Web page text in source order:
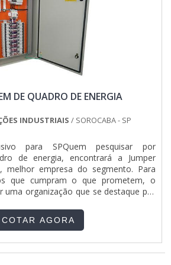
de engenharia e projetos com
diversos tipos de serviços, tudo
se tenha empresa de montagem de
justo com proteção.Há muitas
de uma companhia demonstrar
e destaque em sua área de
Industriais se mostra referência
justo; Cursos NR10, NR35, ASO E SEP
de montagem de painel elétrico preço
com ótima qualidade e proteção,
mas que mostram o
empresa com seus clientes.Esses e
razão pela qual a Jumper Soluções
comprometida com seus serviços
do segmento de montagens
elétricas. A empresa objetiva
atual para garantir a qualidade final
EMPRESA ESPECIALISTA DO
na Jumper Soluções Industriais existem
no segmento quando o assunto for
DE QUADRO DE ENERGIA
INDUSTRIAIS / SOROCABA - SP
para SPQuem pesquisar por
de energia, encontrará a Jumper
melhor empresa do segmento. Para
que cumpram o que prometem, o
uma organização que se destaque por
MONTAGEM DE QUADRO DE
achar montagem de quadro de energia
COTAR AGORA